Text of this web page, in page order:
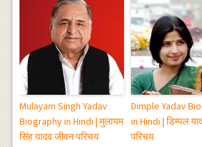
Mulayam Singh Yadav
Biography in Hindi | मुलायम
सिंह यादव जीवन परिचय
Dimple Yadav
in Hindi | डिम्पल
परिचय